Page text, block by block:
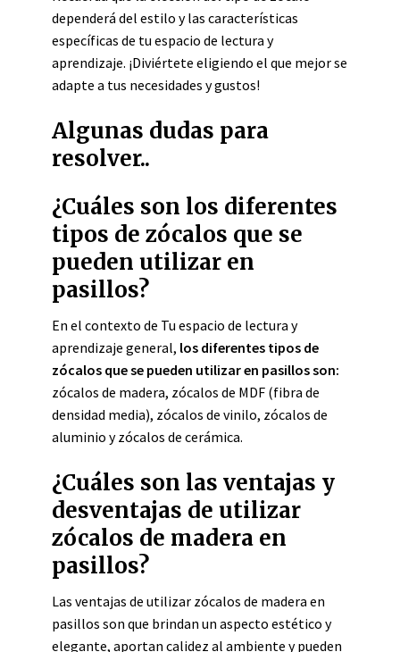
dependerá del estilo y las características
específicas de tu espacio de lectura y
aprendizaje. ¡Diviértete eligiendo el que mejor se
adapte a tus necesidades y gustos!
Algunas dudas para
resolver..
¿Cuáles son los diferentes
tipos de zócalos que se
pueden utilizar en
pasillos?
En el contexto de Tu espacio de lectura y
aprendizaje general, los diferentes tipos de
zócalos que se pueden utilizar en pasillos son:
zócalos de madera, zócalos de MDF (fibra de
densidad media), zócalos de vinilo, zócalos de
aluminio y zócalos de cerámica.
¿Cuáles son las ventajas y
desventajas de utilizar
zócalos de madera en
pasillos?
Las ventajas de utilizar zócalos de madera en
pasillos son que brindan un aspecto estético y
elegante, aportan calidez al ambiente y pueden